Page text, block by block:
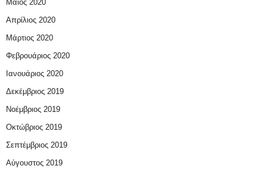
Μάιος 2020
Απρίλιος 2020
Μάρτιος 2020
Φεβρουάριος 2020
Ιανουάριος 2020
Δεκέμβριος 2019
Νοέμβριος 2019
Οκτώβριος 2019
Σεπτέμβριος 2019
Αύγουστος 2019